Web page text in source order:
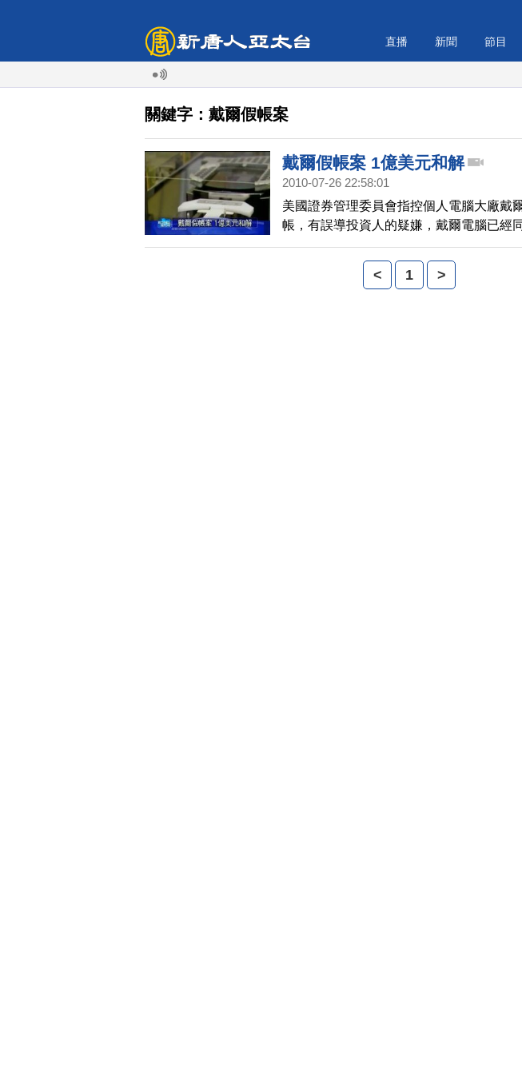
直播 新聞 節目
關鍵字：戴爾假帳案
戴爾假帳案 1億美元和解
2010-07-26 22:58:01
美國證券管理委員會指控個人電腦大廠戴
帳，有誤導投資人的疑嫌，戴爾電腦已經
成和解。
< 1 >